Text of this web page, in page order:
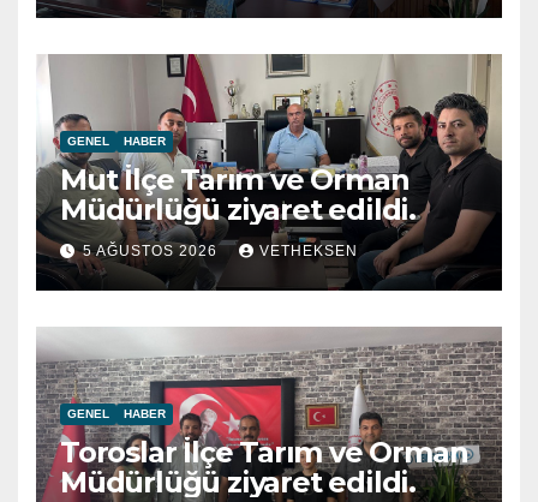
GENEL HABER
Mut İlçe Tarım ve Orman
Müdürlüğü ziyaret edildi.
5 AĞUSTOS 2026 VETHEKSEN
GENEL HABER
Toroslar İlçe Tarım ve Orman
Müdürlüğü ziyaret edildi.